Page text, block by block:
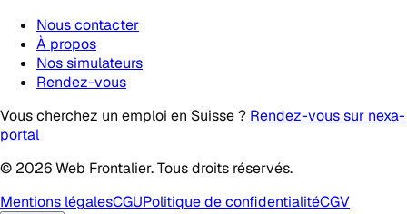
Nous contacter
À propos
Nos simulateurs
Rendez-vous
Vous cherchez un emploi en Suisse ? Rendez-vous sur nexa-
portal
© 2026 Web Frontalier. Tous droits réservés.
Mentions légalesCGUPolitique de confidentialitéCGV